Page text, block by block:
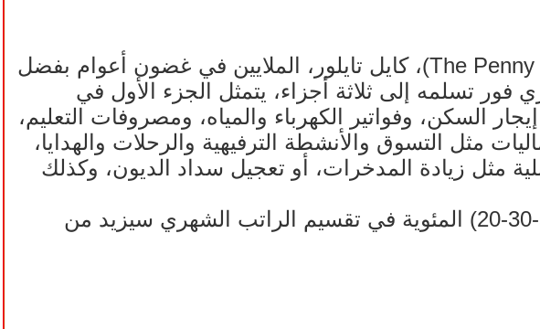
جنى الرئيس التنفيذي لموقع "ذي باني هوردر" (The Penny Hoarder)، كايل تايلور، الملايين في غضون أعوام بفضل
الشهري فور تسلمه إلى ثلاثة أجزاء، يتمثل الجزء الأول في
إيجار السكن، وفواتير الكهرباء والمياه، ومصروفات التعليم،
الكماليات مثل التسوق والأنشطة الترفيهية والرحلات والهدايا،
المستقبلية مثل زيادة المدخرات، أو تعجيل سداد الديون، وكذلك
اتباع قاعدة (50-30-20) المئوية في تقسيم الراتب الشهري سيزيد من